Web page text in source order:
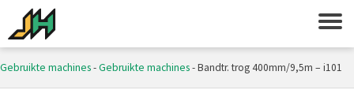
Gebruikte machines-Gebruikte machines-Bandtr. trog 400mm/9,5m – i101